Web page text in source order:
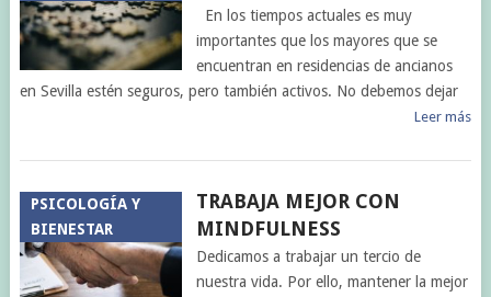
En los tiempos actuales es muy
importantes que los mayores que se
encuentran en residencias de ancianos
en Sevilla estén seguros, pero también activos. No debemos dejar
Leer más
PSICOLOGÍA Y
BIENESTAR
TRABAJA MEJOR CON
MINDFULNESS
Dedicamos a trabajar un tercio de
nuestra vida. Por ello, mantener la mejor